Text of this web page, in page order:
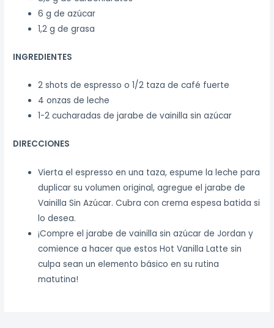
6 g de azúcar
1,2 g de grasa
INGREDIENTES
2 shots de espresso o 1/2 taza de café fuerte
4 onzas de leche
1-2 cucharadas de jarabe de vainilla sin azúcar
DIRECCIONES
Vierta el espresso en una taza, espume la leche para
duplicar su volumen original, agregue el jarabe de
Vainilla Sin Azúcar. Cubra con crema espesa batida si
lo desea.
¡Compre el jarabe de vainilla sin azúcar de Jordan y
comience a hacer que estos Hot Vanilla Latte sin
culpa sean un elemento básico en su rutina
matutina!